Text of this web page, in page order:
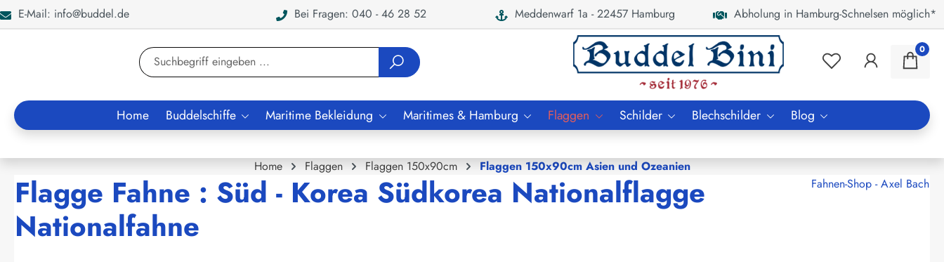
Zur Suche springen
E-Mail: info@buddel.de Bei Fragen: 040 - 46 28 52 Meddenwarf 1a - 22457 Hamburg Abholung in Hamburg-Schnelsen möglich*
0
Home Buddelschiffe Maritime Bekleidung Maritimes & Hamburg Flaggen Schilder Blechschilder Blog
Home Flaggen Flaggen 150x90cm Flaggen 150x90cm Asien und Ozeanien
Flagge Fahne : Süd - Korea Südkorea Nationalflagge
Nationalfahne
Fahnen-Shop - Axel Bach